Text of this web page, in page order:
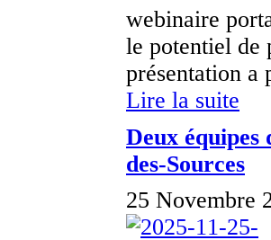
webinaire
le potentiel de
présentation a
Lire la suite
Deux équipes
des-Sources
25 Novembre